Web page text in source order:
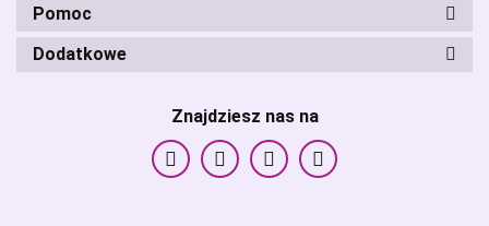
Pomoc
Dodatkowe
Znajdziesz nas na